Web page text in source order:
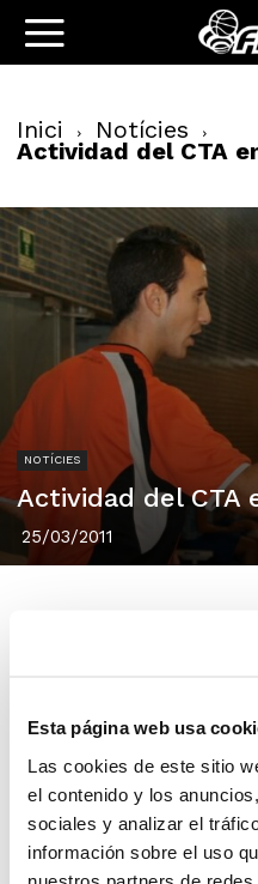
Esta página web usa
Las cookies de este sitio
el contenido y los
sociales y analizar el
información sobre el uso
nuestros partners de
Inici Notícies
Actividad del CTA
NOTÍCIES
Actividad del CTA
25/03/2011
oportunidad de vivir de
Burriana los días 2 y 3 de
Aragón, Cataluña, Islas
Valenciana.
El Torneo no sólo será